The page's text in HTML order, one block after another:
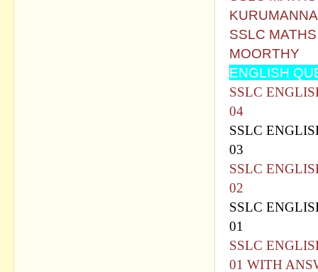
KURUMANNA
SSLC
MOORTHY
ENGLISH
SSLC
04
SSLC
03
SSLC
02
SSLC
01
SSLC
01 WITH